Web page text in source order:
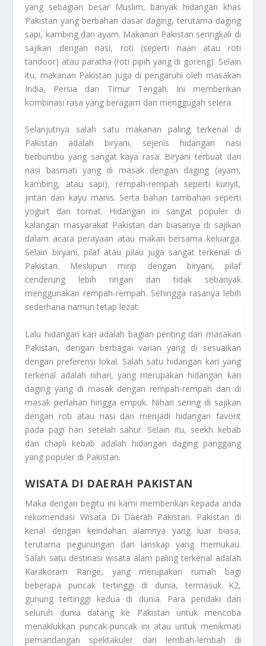
yang sebagian besar Muslim, banyak hidangan khas
Pakistan yang berbahan dasar daging, terutama daging
sapi, kambing dan ayam. Makanan Pakistan seringkali di
sajikan dengan nasi, roti (seperti naan atau roti
tandoor) atau paratha (roti pipih yang di goreng). Selain
itu, makanan Pakistan juga di pengaruhi oleh masakan
India, Persia dan Timur Tengah. Ini memberikan
kombinasi rasa yang beragam dan menggugah selera.
Selanjutnya salah satu makanan paling terkenal di
Pakistan adalah biryani, sejenis hidangan nasi
berbumbu yang sangat kaya rasa. Biryani terbuat dari
nasi basmati yang di masak dengan daging (ayam,
kambing, atau sapi), rempah-rempah seperti kunyit,
jintan dan kayu manis. Serta bahan tambahan seperti
yogurt dan tomat. Hidangan ini sangat populer di
kalangan masyarakat Pakistan dan biasanya di sajikan
dalam acara perayaan atau makan bersama keluarga.
Selain biryani, pilaf atau pilau juga sangat terkenal di
Pakistan. Meskipun mirip dengan biryani, pilaf
cenderung lebih ringan dan tidak sebanyak
menggunakan rempah-rempah. Sehingga rasanya lebih
sederhana namun tetap lezat.
Lalu hidangan kari adalah bagian penting dari masakan
Pakistan, dengan berbagai varian yang di sesuaikan
dengan preferensi lokal. Salah satu hidangan kari yang
terkenal adalah nihari, yang merupakan hidangan kari
daging yang di masak dengan rempah-rempah dan di
masak perlahan hingga empuk. Nihari sering di sajikan
dengan roti atau nasi dan menjadi hidangan favorit
pada pagi hari setelah sahur. Selain itu, seekh kebab
dan chapli kebab adalah hidangan daging panggang
yang populer di Pakistan.
WISATA DI DAERAH PAKISTAN
Maka dengan begitu ini kami memberikan kepada anda
rekomendasi Wisata Di Daerah Pakistan. Pakistan di
kenal dengan keindahan alamnya yang luar biasa,
terutama pegunungan dan lanskap yang memukau.
Salah satu destinasi wisata alam paling terkenal adalah
Karakoram Range, yang merupakan rumah bagi
beberapa puncak tertinggi di dunia, termasuk K2,
gunung tertinggi kedua di dunia. Para pendaki dari
seluruh dunia datang ke Pakistan untuk mencoba
menaklukkan puncak-puncak ini atau untuk menikmati
pemandangan spektakuler dari lembah-lembah di